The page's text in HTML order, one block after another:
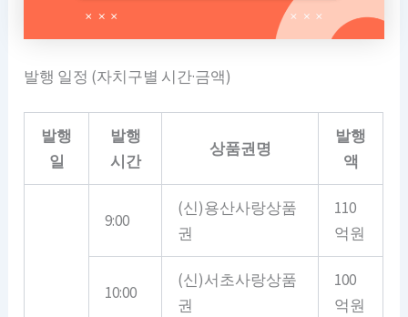
발행 일정 (자치구별 시간·금액)
발행
일
발행
시간
상품권명
발행
액
9:00
(신)용산사랑상품
권
110
억원
10:00
(신)서초사랑상품
권
100
억원